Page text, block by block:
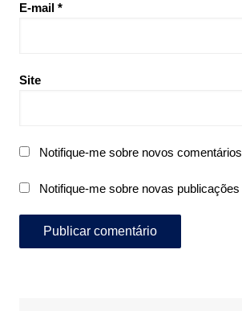
E-mail *
Site
Notifique-me sobre novos
Notifique-me sobre novas